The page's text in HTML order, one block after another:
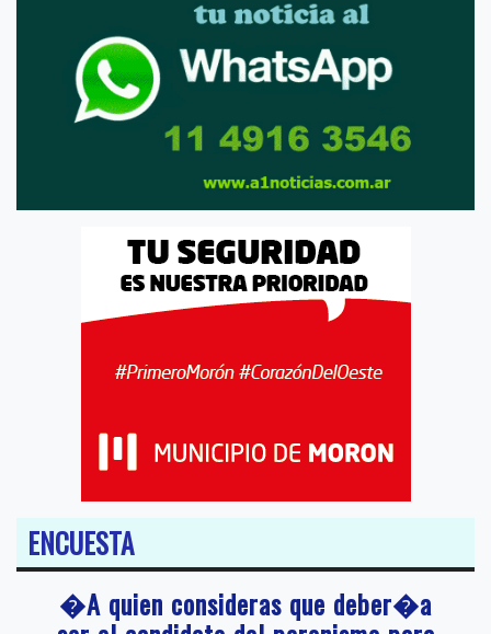
ENCUESTA
�A quien consideras que deber�a